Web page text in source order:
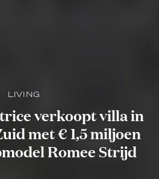
LIVING
verkoopt villa in
met € 1,5 miljoen
Romee Strijd